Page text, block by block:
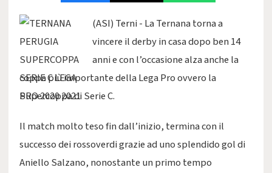
(ASI) Terni - La Ternana torna a
vincere il derby in casa dopo ben 14
anni e con l’occasione alza anche la
coppa più importante della Lega Pro ovvero la
Supercoppa di Serie C.
Il match molto teso fin dall’inizio, termina con il
successo dei rossoverdi grazie ad uno splendido gol di
Aniello Salzano, nonostante un primo tempo